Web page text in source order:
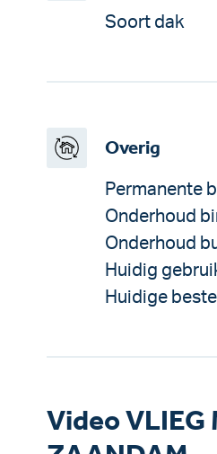
Soort dak
Overig
Permanente
Onderhoud
Onderhoud
Huidig
Huidige
Video VLIEG